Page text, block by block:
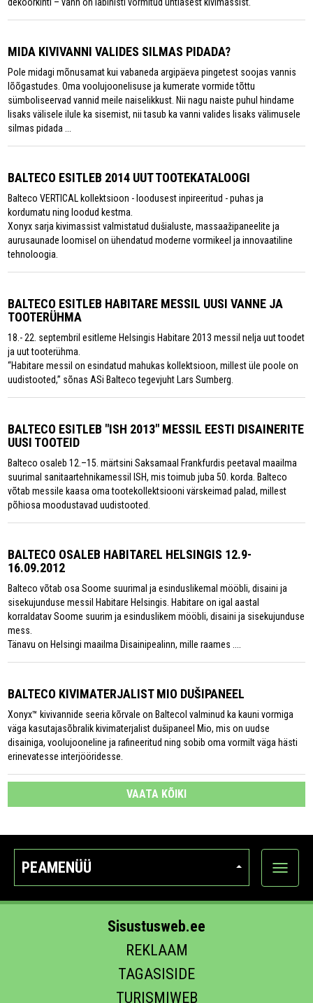
MIDA KIVIVANNI VALIDES SILMAS PIDADA?
Pole midagi mõnusamat kui vabaneda argipäeva pingetest soojas vannis
lõõgastudes. Oma voolujoonelisuse ja kumerate vormide tõttu
sümboliseervad vannid meile naiselikkust. Nii nagu naiste puhul hindame
lisaks välisele ilule ka sisemist, nii tasub ka vanni valides lisaks välimusele
silmas pidada ...
BALTECO ESITLEB 2014 UUT TOOTEKATALOOGI
Balteco VERTICAL kollektsioon - loodusest inpireeritud - puhas ja
kordumatu ning loodud kestma.
Xonyx sarja kivimassist valmistatud dušialuste, massaažipaneelite ja
aurusaunade loomisel on ühendatud moderne vormikeel ja innovaatiline
tehnoloogia.
BALTECO ESITLEB HABITARE MESSIL UUSI VANNE JA
TOOTERÜHMA
18.- 22. septembril esitleme Helsingis Habitare 2013 messil nelja uut toodet
ja uut tooterühma.
“Habitare messil on esindatud mahukas kollektsioon, millest üle poole on
uudistooted,” sõnas ASi Balteco tegevjuht Lars Sumberg.
BALTECO ESITLEB "ISH 2013" MESSIL EESTI DISAINERITE
UUSI TOOTEID
Balteco osaleb 12.–15. märtsini Saksamaal Frankfurdis peetaval maailma
suurimal sanitaartehnikamessil ISH, mis toimub juba 50. korda. Balteco
võtab messile kaasa oma tootekollektsiooni värskeimad palad, millest
põhiosa moodustavad uudistooted.
BALTECO OSALEB HABITAREL HELSINGIS 12.9-
16.09.2012
Balteco võtab osa Soome suurimal ja esinduslikemal mööbli, disaini ja
sisekujunduse messil Habitare Helsingis. Habitare on igal aastal
korraldatav Soome suurim ja esinduslikem mööbli, disaini ja sisekujunduse
mess.
Tänavu on Helsingi maailma Disainipealinn, mille raames ....
BALTECO KIVIMATERJALIST MIO DUŠIPANEEL
Xonyx™ kivivannide seeria kõrvale on Baltecol valminud ka kauni vormiga
väga kasutajasõbralik kivimaterjalist dušipaneel Mio, mis on uudse
disainiga, voolujooneline ja rafineeritud ning sobib oma vormilt väga hästi
erinevatesse interjööridesse.
VAATA KÕIKI
PEAMENÜÜ
Ava
Sisustusweb.ee
REKLAAM
TAGASISIDE
TURISMIWEB